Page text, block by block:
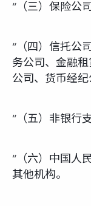
“（三）保险公
“（四）信托公
务公司、金融
公司、货币经纪
“（五）非银行
“（六）中国人
其他机构。